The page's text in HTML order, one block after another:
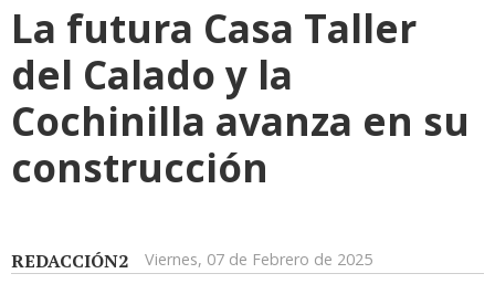
La futura Casa Taller
del Calado y la
Cochinilla avanza en su
construcción
REDACCIÓN2 Viernes, 07 de Febrero de 2025